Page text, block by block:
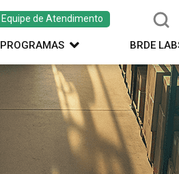
Equipe de Atendimento
PROGRAMAS BRDE